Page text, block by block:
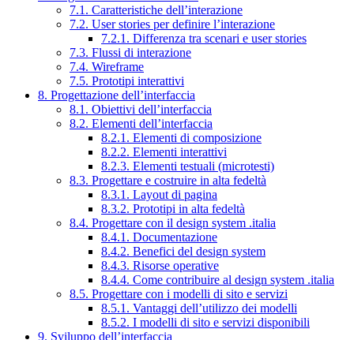
7.1. Caratteristiche dell’interazione
7.2. User stories per definire l’interazione
7.2.1. Differenza tra scenari e user stories
7.3. Flussi di interazione
7.4. Wireframe
7.5. Prototipi interattivi
8. Progettazione dell’interfaccia
8.1. Obiettivi dell’interfaccia
8.2. Elementi dell’interfaccia
8.2.1. Elementi di composizione
8.2.2. Elementi interattivi
8.2.3. Elementi testuali (microtesti)
8.3. Progettare e costruire in alta fedeltà
8.3.1. Layout di pagina
8.3.2. Prototipi in alta fedeltà
8.4. Progettare con il design system .italia
8.4.1. Documentazione
8.4.2. Benefici del design system
8.4.3. Risorse operative
8.4.4. Come contribuire al design system .italia
8.5. Progettare con i modelli di sito e servizi
8.5.1. Vantaggi dell’utilizzo dei modelli
8.5.2. I modelli di sito e servizi disponibili
9. Sviluppo dell’interfaccia